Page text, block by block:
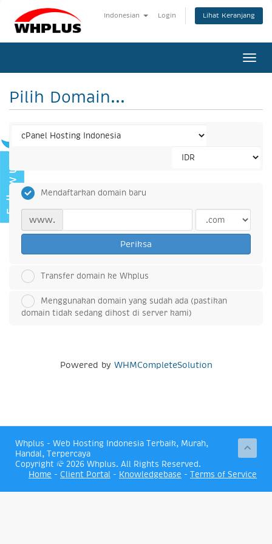
Indonesian Login Lihat Keranjang
Pilih Domain...
Mendaftarkan domain baru
www.
Periksa
Transfer domain ke Whplus
Menggunakan domain yang sudah ada (pastikan
domain tidak sedang dihost di server kami)
Powered by WHMCompleteSolution
Whplus - Web Hosting Indonesia Terbaik, Murah,
Handal, Terpercaya
Copyright © 2026 Whplus. All Rights Reserved.
Home - Client Portal - Knowledgebase - Terms of Service